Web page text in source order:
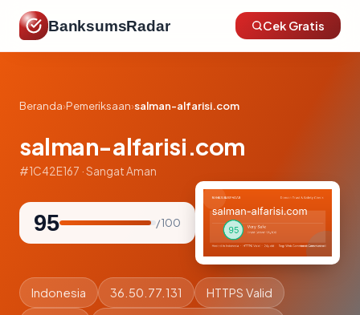
BanksumsRadar Cek Gratis
Beranda›Pemeriksaan›salman-alfarisi.com
salman-alfarisi.com
#1C42E167 · Sangat Aman
95 / 100
Indonesia 36.50.77.131 HTTPS Valid